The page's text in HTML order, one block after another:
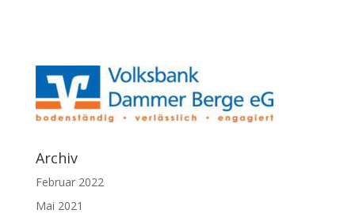
Archiv
Februar 2022
Mai 2021